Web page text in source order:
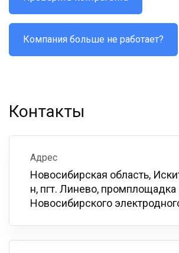
Компания больше не работает?
Контакты
Адрес
Новосибирская область,
н, пгт. Линево, промплощадка
Новосибирского